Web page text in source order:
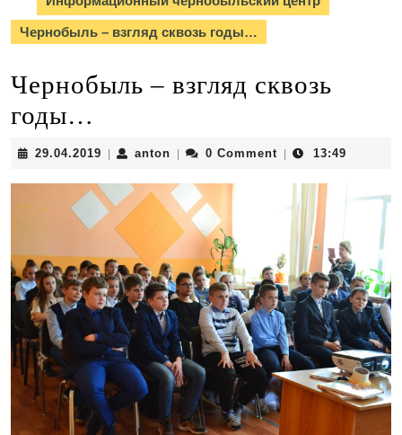
Чернобыль – взгляд сквозь годы…
Чернобыль – взгляд сквозь
годы…
29.04.2019 29.04.2019
anton anton0 Comment 13:49